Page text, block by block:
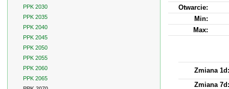
Otwarcie:
Min:
Max:
Zmiana 1d:
Zmiana 7d:
PPK 2030
PPK 2035
PPK 2040
PPK 2045
PPK 2050
PPK 2055
PPK 2060
PPK 2065